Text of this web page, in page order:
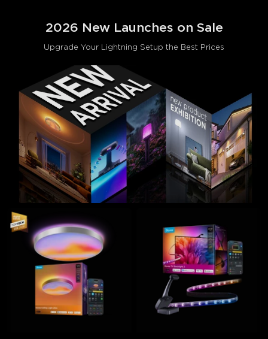
2026 New Launches on Sale
Upgrade Your Lightning Setup the Best Prices